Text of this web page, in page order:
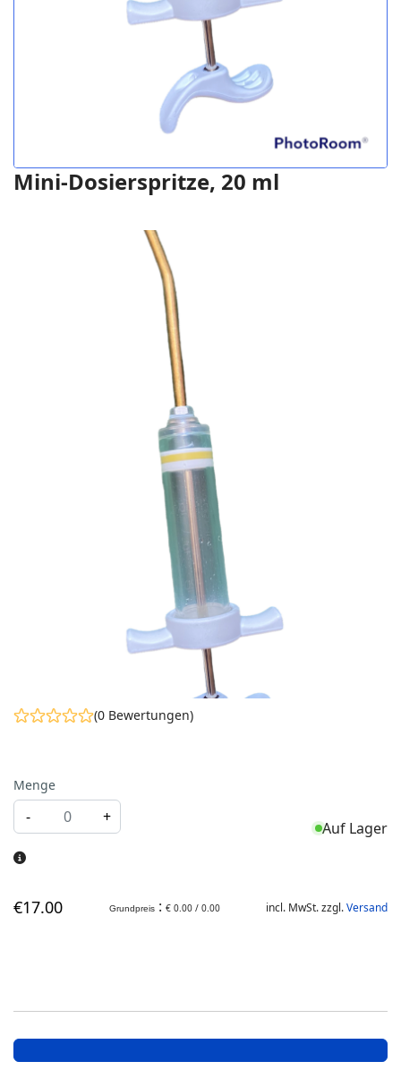
Mini-Dosierspritze, 20 ml
(0 Bewertungen)
Menge
- +
Auf Lager
€17.00 Grundpreis : € 0.00 / 0.00 incl. MwSt. zzgl.Versand